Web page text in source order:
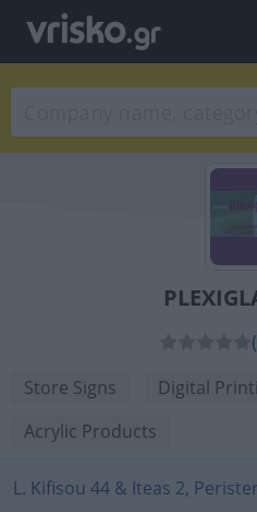
Store Signs
Digital
Acrylic Products
L. Kifisou 44 & Iteas 2,